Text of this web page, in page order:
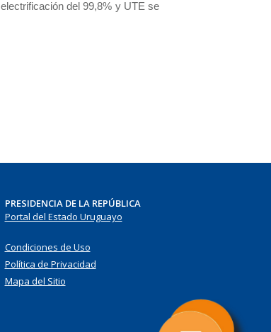
del 99,8% y UTE se
PRESIDENCIA DE LA REPÚBLICA
Portal del Estado Uruguayo
Condiciones de Uso
Política de Privacidad
Mapa del Sitio